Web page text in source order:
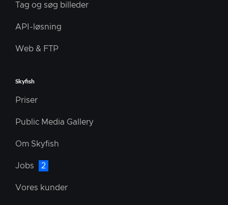
Tag og søg billeder
API-løsning
Web & FTP
Skyfish
Priser
Public Media Gallery
Om Skyfish
Jobs 2
Vores kunder